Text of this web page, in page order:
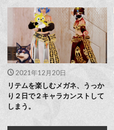
2021年12月20日
リテムを楽しむメガネ、うっか
り２日で２キャラカンストして
しまう。